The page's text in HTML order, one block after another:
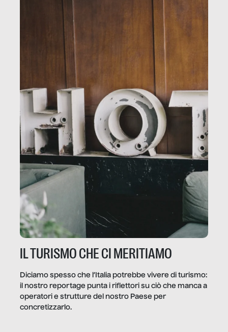
IL TURISMO CHE CI MERITIAMO
Diciamo spesso che l’Italia potrebbe vivere di turismo:
il nostro reportage punta i riflettori su ciò che manca a
operatori e strutture del nostro Paese per
concretizzarlo.